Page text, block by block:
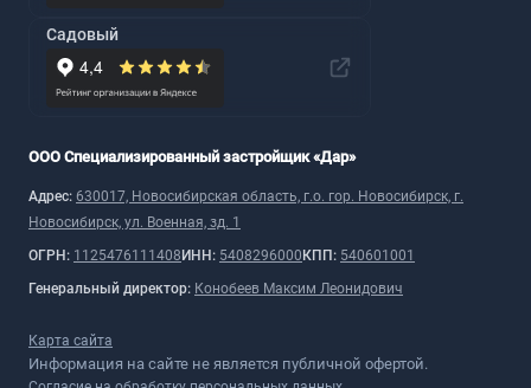
Садовый
ООО Специализированный застройщик «Дар»
Адрес: 630017, Новосибирская область, г.о. гор. Новосибирск, г.
Новосибирск, ул. Военная, зд. 1
ОГРН: 1125476111408 ИНН: 5408296000 КПП: 540601001
Генеральный директор: Конобеев Максим Леонидович
Карта сайта
Информация на сайте не является публичной офертой.